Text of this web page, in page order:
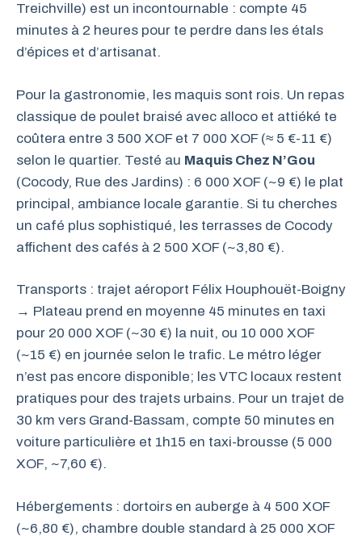
Treichville) est un incontournable : compte 45
minutes à 2 heures pour te perdre dans les étals
d’épices et d’artisanat.
Pour la gastronomie, les maquis sont rois. Un repas
classique de poulet braisé avec alloco et attiéké te
coûtera entre 3 500 XOF et 7 000 XOF (≈ 5 €-11 €)
selon le quartier. Testé au Maquis Chez N’Gou
(Cocody, Rue des Jardins) : 6 000 XOF (~9 €) le plat
principal, ambiance locale garantie. Si tu cherches
un café plus sophistiqué, les terrasses de Cocody
affichent des cafés à 2 500 XOF (~3,80 €).
Transports : trajet aéroport Félix Houphouët-Boigny
→ Plateau prend en moyenne 45 minutes en taxi
pour 20 000 XOF (~30 €) la nuit, ou 10 000 XOF
(~15 €) en journée selon le trafic. Le métro léger
n’est pas encore disponible; les VTC locaux restent
pratiques pour des trajets urbains. Pour un trajet de
30 km vers Grand-Bassam, compte 50 minutes en
voiture particulière et 1h15 en taxi-brousse (5 000
XOF, ~7,60 €).
Hébergements : dortoirs en auberge à 4 500 XOF
(~6,80 €), chambre double standard à 25 000 XOF